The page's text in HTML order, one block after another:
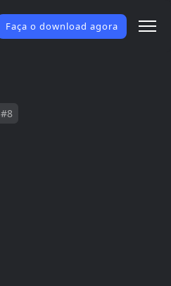
Faça o download agora
#8